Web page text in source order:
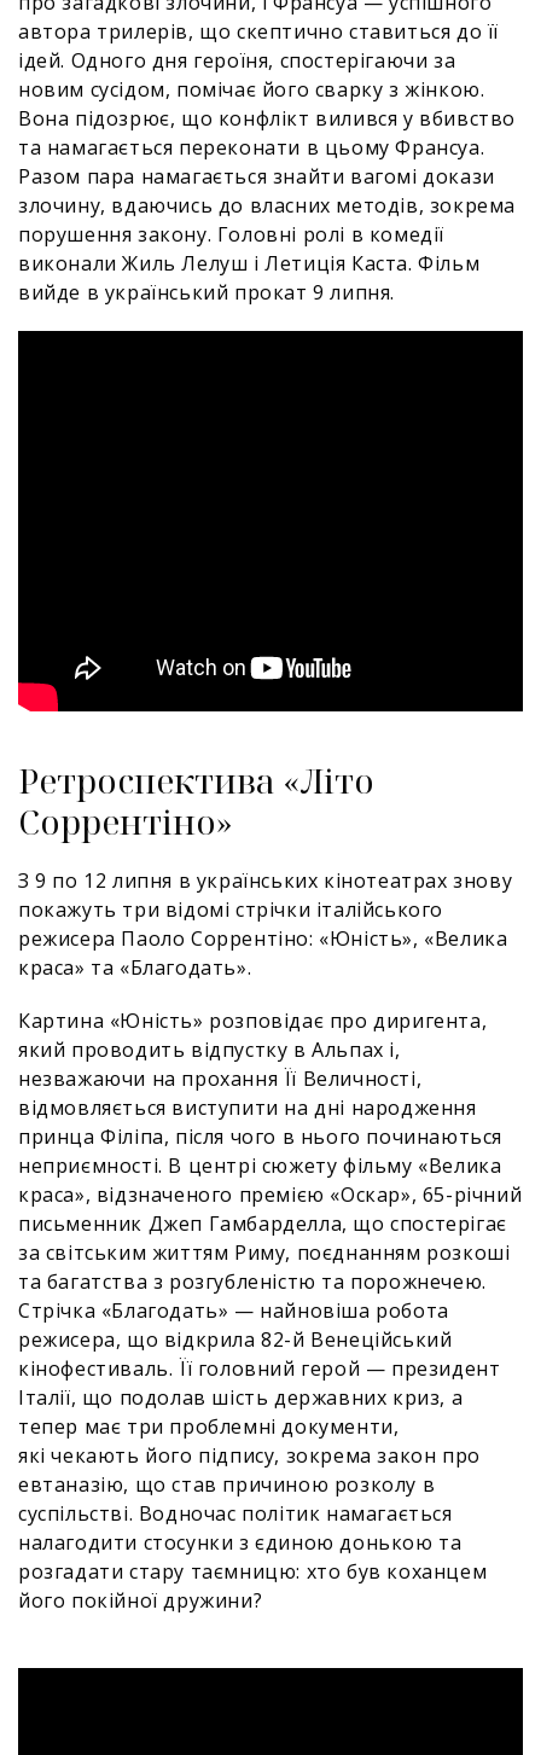
автора трилерів, що скептично ставиться до її
ідей. Одного дня героїня, спостерігаючи за
новим сусідом, помічає його сварку з жінкою.
Вона підозрює, що конфлікт вилився у вбивство
та намагається переконати в цьому Франсуа.
Разом пара намагається знайти вагомі докази
злочину, вдаючись до власних методів, зокрема
порушення закону. Головні ролі в комедії
виконали Жиль Лелуш і Летиція Каста. Фільм
вийде в український прокат 9 липня.
Ретроспектива «Літо
Соррентіно»
З 9 по 12 липня в українських кінотеатрах знову
покажуть три відомі стрічки італійського
режисера Паоло Соррентіно: «Юність», «Велика
краса» та «Благодать».
Картина «Юність» розповідає про диригента,
який проводить відпустку в Альпах і,
незважаючи на прохання Її Величності,
відмовляється виступити на дні народження
принца Філіпа, після чого в нього починаються
неприємності. В центрі сюжету фільму «Велика
краса», відзначеного премією «Оскар», 65-річний
письменник Джеп Гамбарделла, що спостерігає
за світським життям Риму, поєднанням розкоші
та багатства з розгубленістю та порожнечею.
Стрічка «Благодать» — найновіша робота
режисера, що відкрила 82-й Венеційський
кінофестиваль. Її головний герой — президент
Італії, що подолав шість державних криз, а
тепер має три проблемні документи,
які чекають його підпису, зокрема закон про
евтаназію, що став причиною розколу в
суспільстві. Водночас політик намагається
налагодити стосунки з єдиною донькою та
розгадати стару таємницю: хто був коханцем
його покійної дружини?